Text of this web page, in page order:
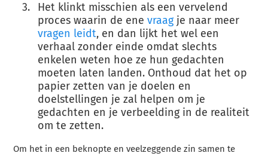
Het klinkt misschien als een vervelend
proces waarin de ene vraagje naar meer
vragen leidt, en dan lijkt het wel een
verhaal zonder einde omdat slechts
enkelen weten hoe ze hun gedachten
moeten laten landen. Onthoud dat het op
papier zetten van je doelen en
doelstellingen je zal helpen om je
gedachten en je verbeelding in de realiteit
om te zetten.
Om het in een beknopte en veelzeggende zin samen te